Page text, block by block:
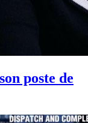
poste de